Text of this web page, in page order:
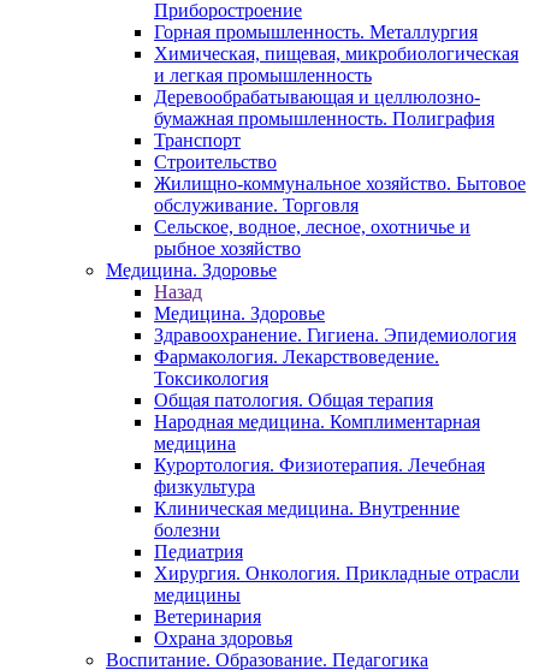
Приборостроение
Горная промышленность. Металлургия
Химическая, пищевая, микробиологическая
и легкая промышленность
Деревообрабатывающая и целлюлозно-
бумажная промышленность. Полиграфия
Транспорт
Строительство
Жилищно-коммунальное хозяйство. Бытовое
обслуживание. Торговля
Сельское, водное, лесное, охотничье и
рыбное хозяйство
Медицина. Здоровье
Назад
Медицина. Здоровье
Здравоохранение. Гигиена. Эпидемиология
Фармакология. Лекарствоведение.
Токсикология
Общая патология. Общая терапия
Народная медицина. Комплиментарная
медицина
Курортология. Физиотерапия. Лечебная
физкультура
Клиническая медицина. Внутренние
болезни
Педиатрия
Хирургия. Онкология. Прикладные отрасли
медицины
Ветеринария
Охрана здоровья
Воспитание. Образование. Педагогика